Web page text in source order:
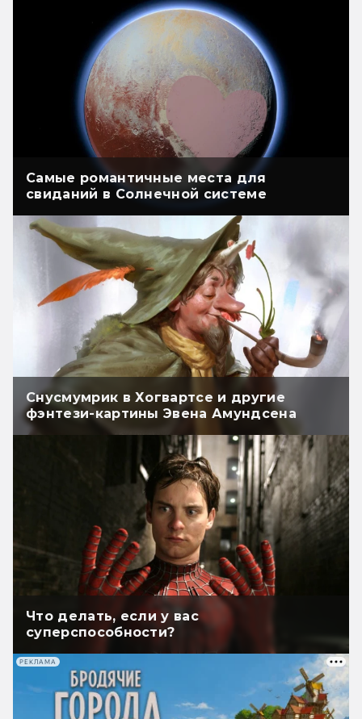
Самые романтичные места для
свиданий в Солнечной системе
Снусмумрик в Хогвартсе и другие
фэнтези-картины Эвена Амундсена
Что делать, если у вас
суперспособности?
РЕКЛАМА